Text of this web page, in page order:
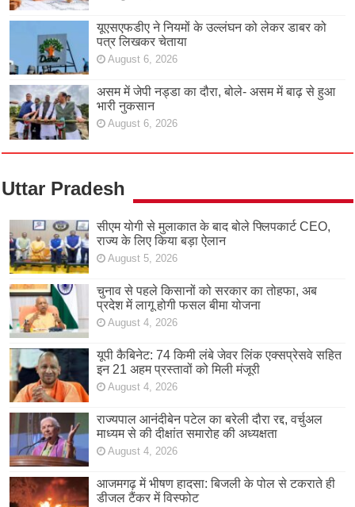
यूएसएफडीए ने नियमों के उल्लंघन को लेकर डाबर को
पत्र लिखकर चेताया
August 6, 2026
असम में जेपी नड्डा का दौरा, बोले- असम में बाढ़ से हुआ
भारी नुकसान
August 6, 2026
Uttar Pradesh
सीएम योगी से मुलाकात के बाद बोले फ्लिपकार्ट CEO,
राज्य के लिए किया बड़ा ऐलान
August 5, 2026
चुनाव से पहले किसानों को सरकार का तोहफा, अब
प्रदेश में लागू होगी फसल बीमा योजना
August 4, 2026
यूपी कैबिनेट: 74 किमी लंबे जेवर लिंक एक्सप्रेसवे सहित
इन 21 अहम प्रस्तावों को मिली मंजूरी
August 4, 2026
राज्यपाल आनंदीबेन पटेल का बरेली दौरा रद्द, वर्चुअल
माध्यम से की दीक्षांत समारोह की अध्यक्षता
August 4, 2026
आजमगढ़ में भीषण हादसा: बिजली के पोल से टकराते ही
डीजल टैंकर में विस्फोट